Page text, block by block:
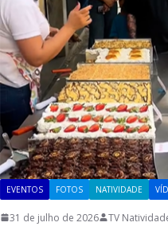
EVENTOS FOTOS NATIVIDADE
31 de julho de 2026 TV